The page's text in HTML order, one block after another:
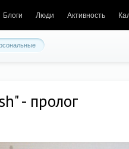
Блоги Люди Активность
- пролог